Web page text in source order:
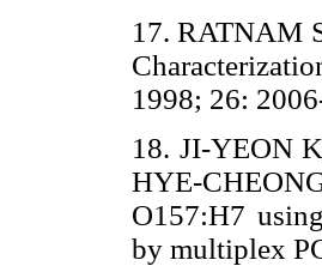
17. RATNAM
1998; 26:
18. JI-YEON
HYE-
O157:H7
by multiplex